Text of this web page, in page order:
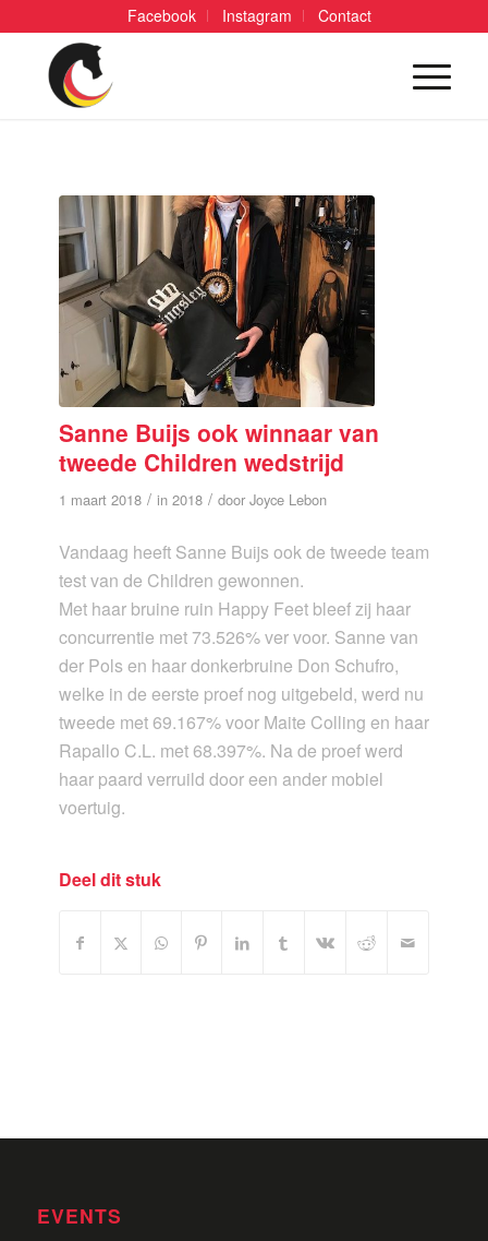
Facebook Instagram Contact
Sanne Buijs ook winnaar van
tweede Children wedstrijd
1 maart 2018 / in 2018 / door Joyce Lebon
Vandaag heeft Sanne Buijs ook de tweede team
test van de Children gewonnen.
Met haar bruine ruin Happy Feet bleef zij haar
concurrentie met 73.526% ver voor. Sanne van
der Pols en haar donkerbruine Don Schufro,
welke in de eerste proef nog uitgebeld, werd nu
tweede met 69.167% voor Maite Colling en haar
Rapallo C.L. met 68.397%. Na de proef werd
haar paard verruild door een ander mobiel
voertuig.
Deel dit stuk
EVENTS